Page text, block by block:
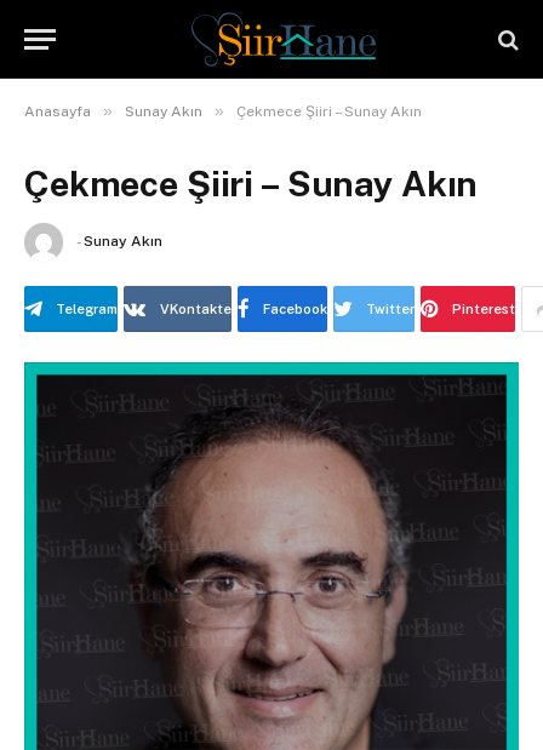
Anasayfa » Sunay Akın » Çekmece Şiiri – Sunay Akın
Çekmece Şiiri – Sunay Akın
-Sunay Akın
Telegram VKontakte Facebook Twitter Pinterest